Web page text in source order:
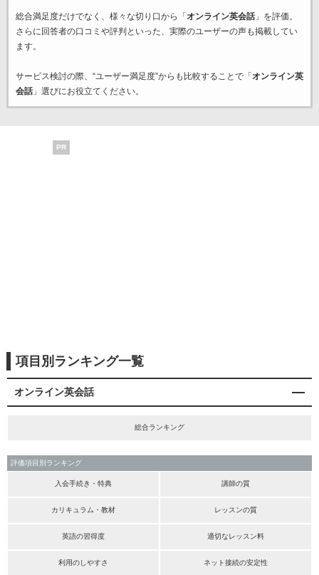
総合満足度だけでなく、様々な切り口から「 オンライン英会話」を評価。
さらに回答者の口コミや評判といった、実際のユーザーの声も掲載してい
ます。
サービス検討の際、“ユーザー満足度”からも比較することで「 オンライン英
会話」選びにお役立てください。
PR
項目別ランキング一覧
オンライン英会話
総合ランキング
評価項目別ランキング
入会手続き・特典 講師の質
カリキュラム・教材 レッスンの質
英語の習得度 適切なレッスン料
利用のしやすさ ネット接続の安定性